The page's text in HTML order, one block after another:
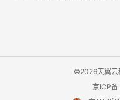
©2026天翼云
京ICP